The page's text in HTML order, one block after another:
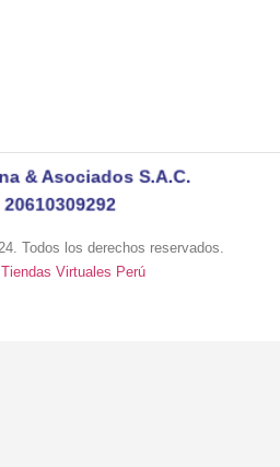
& Asociados S.A.C.
Todos los derechos reservados.
Virtuales Perú